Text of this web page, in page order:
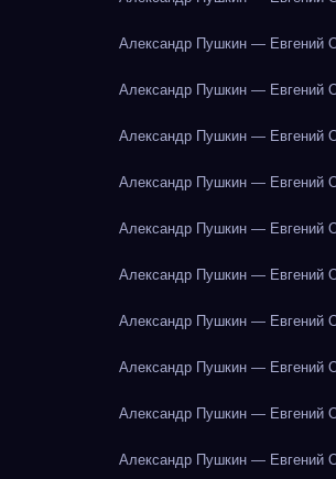
Александр Пушкин — Евгений
Александр Пушкин — Евгений
Александр Пушкин — Евгений
Александр Пушкин — Евгений
Александр Пушкин — Евгений
Александр Пушкин — Евгений
Александр Пушкин — Евгений
Александр Пушкин — Евгений
Александр Пушкин — Евгений
Александр Пушкин — Евгений